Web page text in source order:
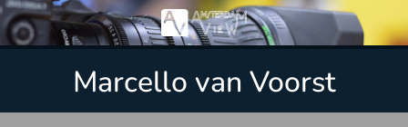
Marcello van Voorst